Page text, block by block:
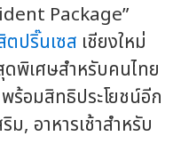
Package”
ตปริ๊นเซส เชียงใหม่
พิเศษสำหรับคนไทย
ร้อมสิทธิประโยชน์อีก
ม, อาหารเช้าสำหรับ